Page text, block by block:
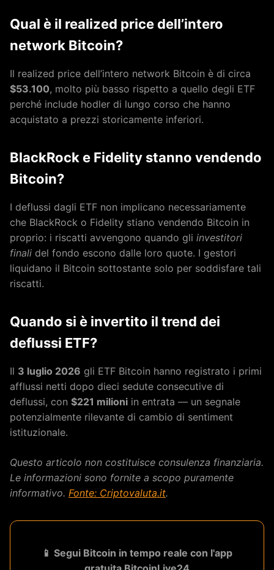
Qual è il realized price dell’intero
network Bitcoin?
Il realized price dell’intero network Bitcoin è di circa
$53.100, molto più basso rispetto a quello degli ETF
perché include hodler di lungo corso che hanno
acquistato a prezzi storicamente inferiori.
BlackRock e Fidelity stanno vendendo
Bitcoin?
I deflussi dagli ETF non implicano necessariamente
che BlackRock o Fidelity stiano vendendo Bitcoin in
proprio: i riscatti avvengono quando gli investitori
finali del fondo escono dalle loro quote. I gestori
liquidano il Bitcoin sottostante solo per soddisfare tali
riscatti.
Quando si è invertito il trend dei
deflussi ETF?
Il 3 luglio 2026 gli ETF Bitcoin hanno registrato i primi
afflussi netti dopo dieci sedute consecutive di
deflussi, con $221 milioni in entrata — un segnale
potenzialmente rilevante di cambio di sentiment
istituzionale.
Questo articolo non costituisce consulenza finanziaria.
Le informazioni sono fornite a scopo puramente
informativo. Fonte: Criptovaluta.it.
📱 Segui Bitcoin in tempo reale con l'app